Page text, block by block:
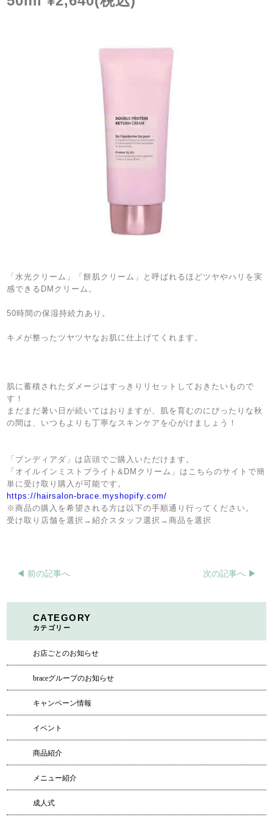
「水光クリーム」「餅肌クリーム」と呼ばれるほどツヤやハリを実
感できる DM クリーム。
50時間の保湿持続力あり。
キメが整ったツヤツヤなお肌に仕上げてくれます。
肌に蓄積されたダメージはすっきりリセットしておきたいもので
す！
まだまだ暑い日が続いてはおりますが、肌を育むのにぴったりな秋
の間は、いつもよりも丁寧なスキンケアを心がけましょう！
「ブンディアダ」は店頭でご購入いただけます。
「オイルインミストブライト&DM クリーム」はこちらのサイトで簡
単に受け取り購入が可能です。
https://hairsalon-brace.myshopify.com/
※商品の購入を希望される方は以下の手順通り行ってください。
受け取り店舗を選択 →紹介スタッフ選択 →商品を選択
◀︎ 前の記事へ 次の記事へ ▶︎
CATEGORY
カテゴリー
お店ごとのお知らせ
braceグループのお知らせ
キャンペーン情報
イベント
商品紹介
メニュー紹介
成人式